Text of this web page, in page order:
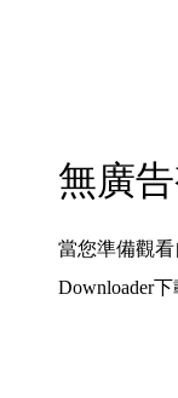
無廣
當您準備觀
Downloader